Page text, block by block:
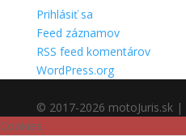
Prihlásiť sa
Feed záznamov
RSS feed komentárov
WordPress.org
© 2017-2026 motoJuris.sk |
Cookies